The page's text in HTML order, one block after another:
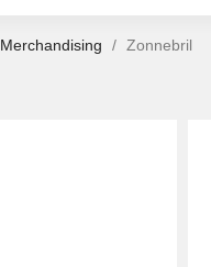
Merchandising Zonnebril